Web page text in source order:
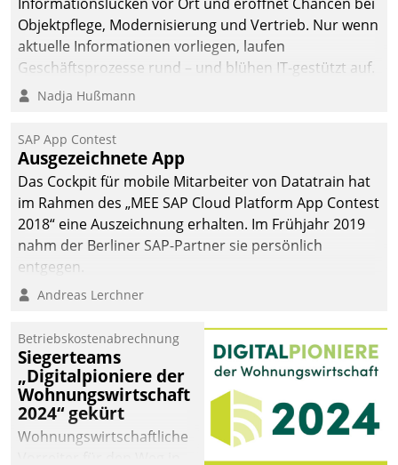
Objektpflege, Modernisierung und Vertrieb. Nur wenn
aktuelle Informationen vorliegen, laufen
Geschäftsprozesse rund – und blühen IT-gestützt auf.
Nadja Hußmann
SAP App Contest
Ausgezeichnete App
Das Cockpit für mobile Mitarbeiter von Datatrain hat
im Rahmen des „MEE SAP Cloud Platform App Contest
2018“ eine Auszeichnung erhalten. Im Frühjahr 2019
nahm der Berliner SAP-Partner sie persönlich
entgegen.
Andreas Lerchner
Betriebskostenabrechnung
Siegerteams
„Digitalpioniere der
Wohnungswirtschaft
2024“ gekürt
Wohnungswirtschaftliche